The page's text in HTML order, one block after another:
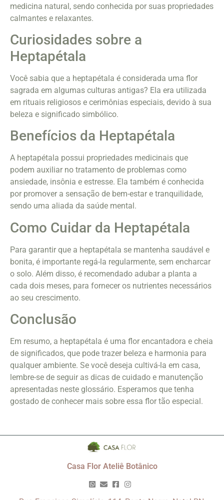
medicina natural, sendo conhecida por suas propriedades
calmantes e relaxantes.
Curiosidades sobre a
Heptapétala
Você sabia que a heptapétala é considerada uma flor
sagrada em algumas culturas antigas? Ela era utilizada
em rituais religiosos e cerimônias especiais, devido à sua
beleza e significado simbólico.
Benefícios da Heptapétala
A heptapétala possui propriedades medicinais que
podem auxiliar no tratamento de problemas como
ansiedade, insônia e estresse. Ela também é conhecida
por promover a sensação de bem-estar e tranquilidade,
sendo uma aliada da saúde mental.
Como Cuidar da Heptapétala
Para garantir que a heptapétala se mantenha saudável e
bonita, é importante regá-la regularmente, sem encharcar
o solo. Além disso, é recomendado adubar a planta a
cada dois meses, para fornecer os nutrientes necessários
ao seu crescimento.
Conclusão
Em resumo, a heptapétala é uma flor encantadora e cheia
de significados, que pode trazer beleza e harmonia para
qualquer ambiente. Se você deseja cultivá-la em casa,
lembre-se de seguir as dicas de cuidado e manutenção
apresentadas neste glossário. Esperamos que tenha
gostado de conhecer mais sobre essa flor tão especial.
Casa Flor Ateliê Botânico